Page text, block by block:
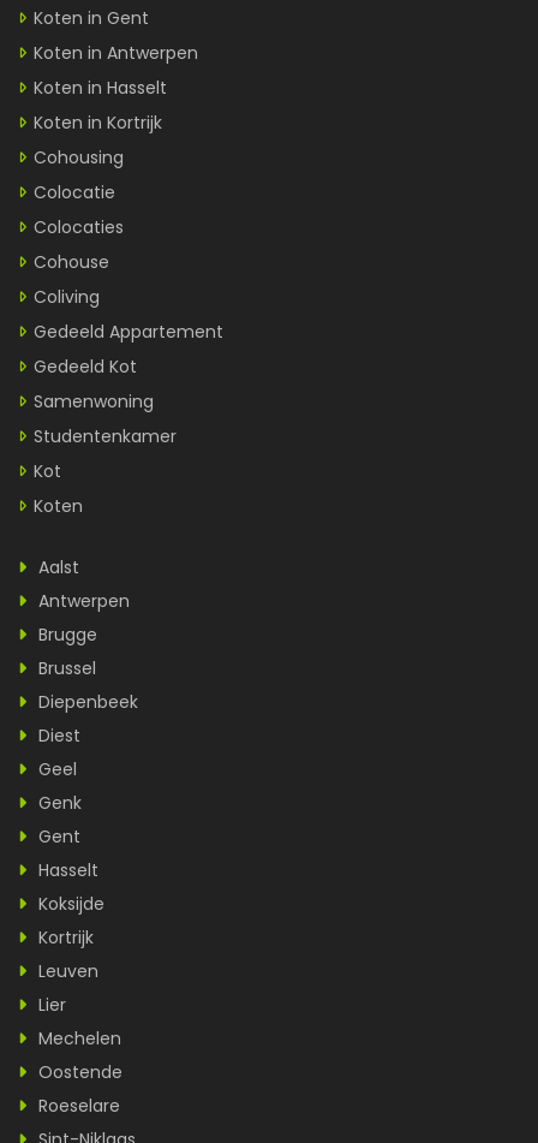
Koten in Gent
Koten in Antwerpen
Koten in Hasselt
Koten in Kortrijk
Cohousing
Colocatie
Colocaties
Cohouse
Coliving
Gedeeld Appartement
Gedeeld Kot
Samenwoning
Studentenkamer
Kot
Koten
Aalst
Antwerpen
Brugge
Brussel
Diepenbeek
Diest
Geel
Genk
Gent
Hasselt
Koksijde
Kortrijk
Leuven
Lier
Mechelen
Oostende
Roeselare